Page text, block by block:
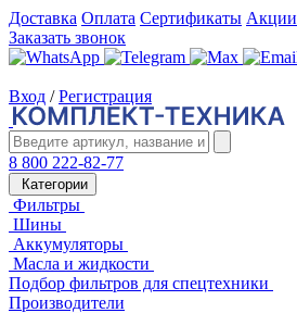
Доставка Оплата Сертификаты Акции
Заказать звонок
Вход / Регистрация
8 800 222-82-77
Категории
Фильтры
Шины
Аккумуляторы
Масла и жидкости
Подбор фильтров для спецтехники
Производители